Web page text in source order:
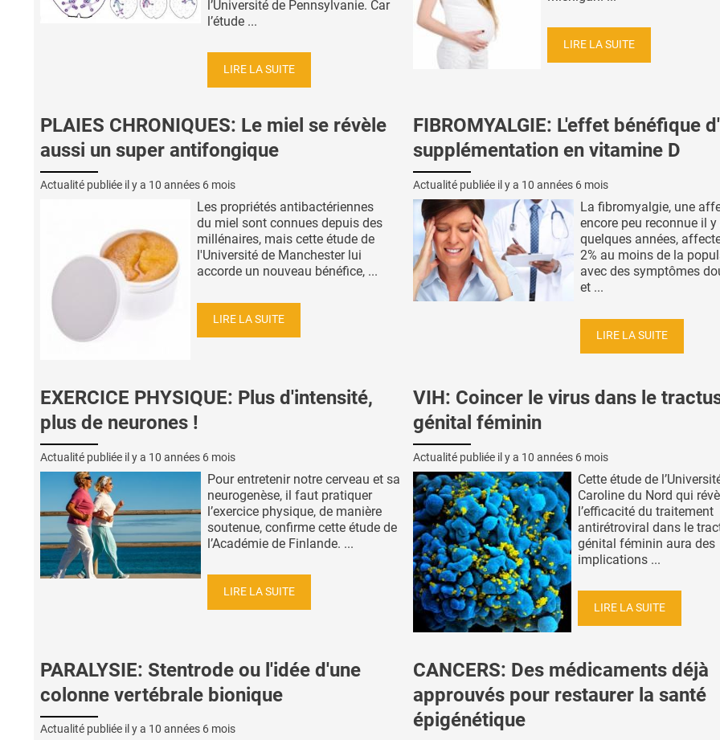
l’Université de Pennsylvanie. Car
l’étude ...
LIRE LA SUITE
LIRE LA SUITE
PLAIES CHRONIQUES: Le miel se révèle
aussi un super antifongique
Actualité publiée il y a 10 années 6 mois
Les propriétés antibactériennes
du miel sont connues depuis des
millénaires, mais cette étude de
l'Université de Manchester lui
accorde un nouveau bénéfice, ...
LIRE LA SUITE
FIBROMYALGIE: L'effet bénéfique
supplémentation en vitamine D
Actualité publiée il y a 10 années 6 mois
La fibromyalgie, une
encore peu reconnue il y
quelques années,
2% au moins de la
avec des symptômes
et ...
LIRE LA SUITE
EXERCICE PHYSIQUE: Plus d'intensité,
plus de neurones !
Actualité publiée il y a 10 années 6 mois
Pour entretenir notre cerveau et sa
neurogenèse, il faut pratiquer
l’exercice physique, de manière
soutenue, confirme cette étude de
l’Académie de Finlande. ...
LIRE LA SUITE
VIH: Coincer le virus dans le
génital féminin
Actualité publiée il y a 10 années 6 mois
Cette étude de
Caroline du Nord qui
l’efficacité du traitement
antirétroviral dans le
génital féminin aura des
implications ...
LIRE LA SUITE
PARALYSIE: Stentrode ou l'idée d'une
colonne vertébrale bionique
Actualité publiée il y a 10 années 6 mois
CANCERS: Des médicaments déjà
approuvés pour restaurer la santé
épigénétique